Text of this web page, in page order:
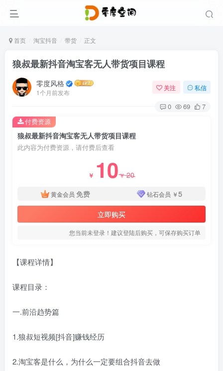
首页 淘宝抖音 带货 正文
狼叔最新抖音淘宝客无人带货项目课程
零度风格
1个月前发布
关注 私信
0 69 7
狼叔最新抖音淘宝客无人带货项目课程
此内容为付费资源，请付费后查看
￥ 10￥20
黄金会员 免费 钻石会员 ￥5
立即购买
您当前未登录！建议登陆后购买，可保存购买订单
付费资源
【课程详情】
课程目录：
一.前沿趋势篇
1.狼叔短视频[抖音]赚钱经历
2.淘宝客是什么，为什么一定要组合抖音去做